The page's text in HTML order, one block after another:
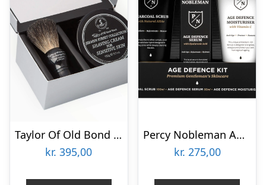
Taylor Of Old Bond Street Gaveæske med Barberkost og Barbercreme, Jermyn Street
kr. 395,00
Percy Nobleman Age Defence Kit
kr. 275,00